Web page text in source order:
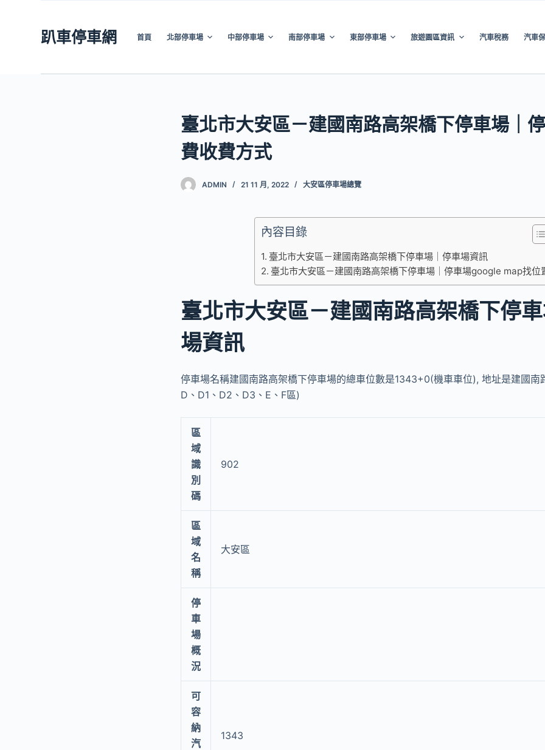
趴車停車網 首頁 北部停車場 中部停車場 南部停車場 東部停車場 旅遊園區資訊 汽車稅務 汽車
臺北市大安區－建國南路高架橋下停車場｜
費收費方式
ADMIN 21 11 月, 2022 大安區停車場總覽
內容目錄
臺北市大安區－建國南路高架橋下停車場｜停車場資訊
臺北市大安區－建國南路高架橋下停車場｜停車場google map找位
臺北市大安區－建國南路高架橋下停
場資訊
停車場名稱建國南路高架橋下停車場的總車位數是1343+0(機車車位), 地址是建國南
D、D1、D2、D3、E、F區)
區
域
識
別
碼
902
區
域
名
稱
大安區
停
車
場
概
況
可
容
納
汽
1343